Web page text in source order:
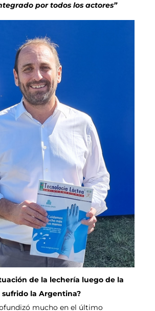
por todos los actores”
de la lechería luego de la
la Argentina?
mucho en el último